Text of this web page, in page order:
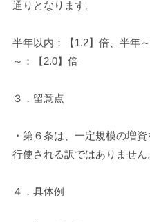
通りとなります。
半年以内：【1.2】倍、半年
～：【2.0】倍
３．留意点
・第６条は、一定規模の増
行使される訳ではありません
４．具体例